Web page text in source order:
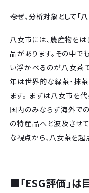
――なぜ、分析対象として
八女市には、農産物を
品があります。その中で
い浮かべるのが八女茶
年は世界的な緑茶・抹
ます。 まずは八女市を
国内のみならず海外で
の特産品へと波及させ
な視点から、八女茶を起
■「ESG評価」